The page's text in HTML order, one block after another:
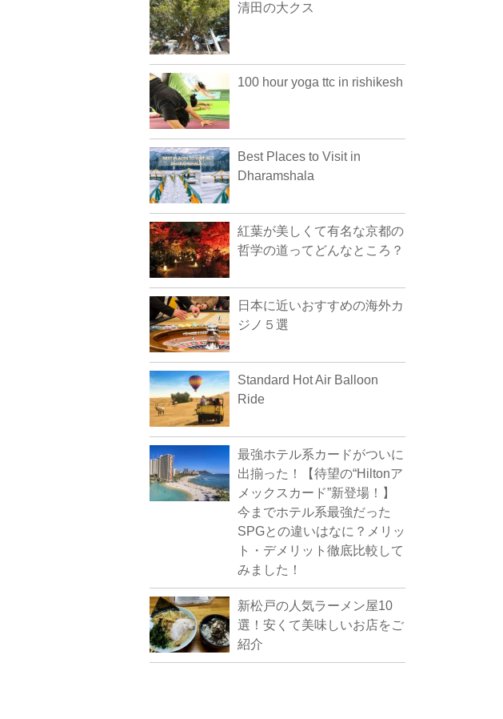
清田の大クス
100 hour yoga ttc in rishikesh
Best Places to Visit in
Dharamshala
紅葉が美しくて有名な京都の
哲学の道ってどんなところ？
日本に近いおすすめの海外カ
ジノ５選
Standard Hot Air Balloon
Ride
最強ホテル系カードがついに
出揃った！【待望の“Hiltonア
メックスカード”新登場！】
今までホテル系最強だった
SPGとの違いはなに？メリッ
ト・デメリット徹底比較して
みました！
新松戸の人気ラーメン屋10
選！安くて美味しいお店をご
紹介